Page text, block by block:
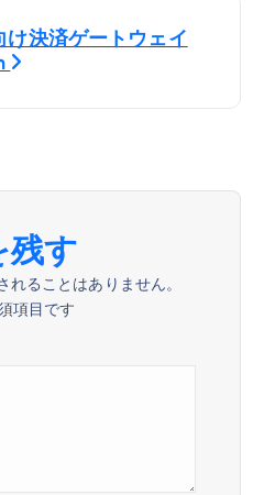
決済ゲートウェイ
残す
れることはありません。
項目です